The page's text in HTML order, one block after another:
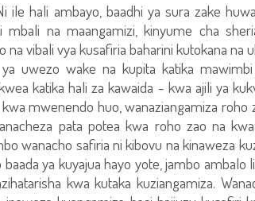
ile hali ambayo, baadhi ya sura zake
mbali na maangamizi, kinyume cha
na vibali vya kusafiria baharini kutokana
uwezo wake na kupita katika
katika hali za kawaida - kwa ajili ya
kwa mwenendo huo, wanaziangamiza roho
pata potea kwa roho zao na
wanacho safiria ni kibovu na kinaweza
baada ya kuyajua hayo yote, jambo
kwa kutaka kuziangamiza.